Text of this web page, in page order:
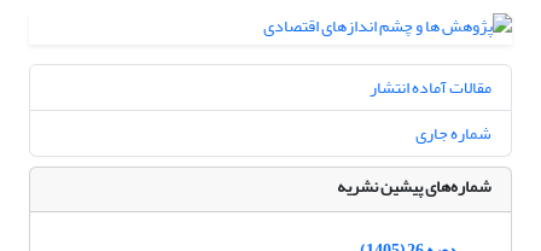
مقالات آماده انتشار
شماره جاری
شماره‌های پیشین نشریه